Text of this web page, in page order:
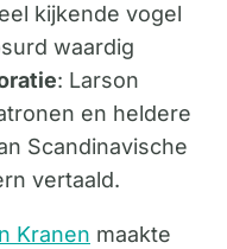
kijkende vogel
waardig
: Larson
en heldere
Scandinavische
vertaald.
Kranen maakte